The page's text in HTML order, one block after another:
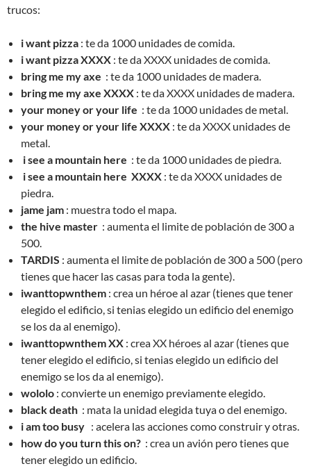
trucos:
i want pizza : te da 1000 unidades de comida.
i want pizza XXXX : te da XXXX unidades de comida.
bring me my axe : te da 1000 unidades de madera.
bring me my axe XXXX : te da XXXX unidades de madera.
your money or your life : te da 1000 unidades de metal.
your money or your life XXXX : te da XXXX unidades de
metal.
i see a mountain here : te da 1000 unidades de piedra.
i see a mountain here XXXX : te da XXXX unidades de
piedra.
jame jam : muestra todo el mapa.
the hive master : aumenta el limite de población de 300 a
500.
TARDIS : aumenta el limite de población de 300 a 500 (pero
tienes que hacer las casas para toda la gente).
iwanttopwnthem : crea un héroe al azar (tienes que tener
elegido el edificio, si tenias elegido un edificio del enemigo
se los da al enemigo).
iwanttopwnthem XX : crea XX héroes al azar (tienes que
tener elegido el edificio, si tenias elegido un edificio del
enemigo se los da al enemigo).
wololo : convierte un enemigo previamente elegido.
black death : mata la unidad elegida tuya o del enemigo.
i am too busy : acelera las acciones como construir y otras.
how do you turn this on? : crea un avión pero tienes que
tener elegido un edificio.